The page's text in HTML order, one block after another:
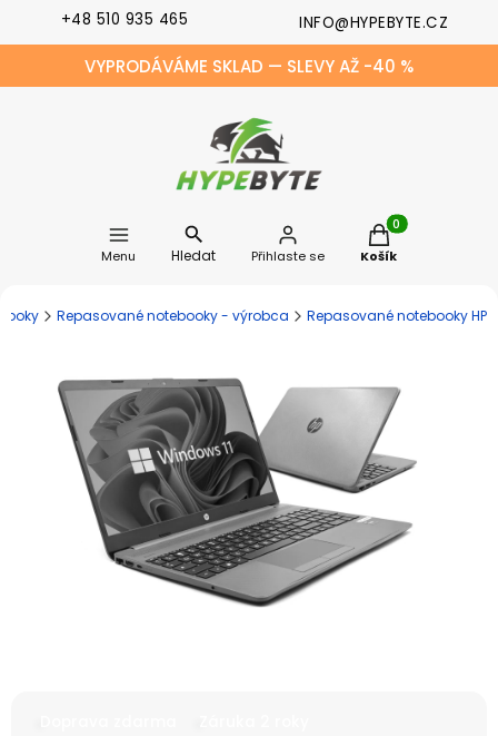
+48 510 935 465 INFO@HYPEBYTE.CZ
VYPRODÁVÁME SKLAD — SLEVY AŽ -40 %
Menu Hledat Přihlaste se
Produkty v
Košík
Repasované notebooky - výrobca Repasované notebooky HP